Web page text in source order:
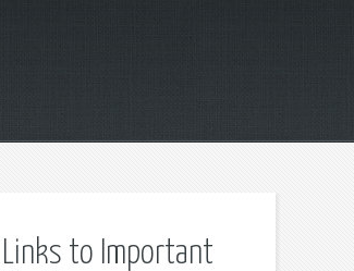
Links to Important